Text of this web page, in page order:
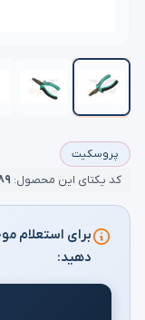
پروسکیت
کد یکتای این محصول:
برای استعلام
دهید: